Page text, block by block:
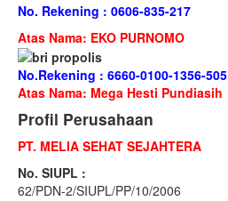
No. Rekening : 0606-835-217
Atas Nama: EKO PURNOMO
No.Rekening : 6660-0100-1356-505
Atas Nama: Mega Hesti Pundiasih
Profil Perusahaan
PT. MELIA SEHAT SEJAHTERA
No. SIUPL :
62/PDN-2/SIUPL/PP/10/2006